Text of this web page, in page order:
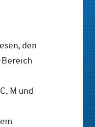
den
M und